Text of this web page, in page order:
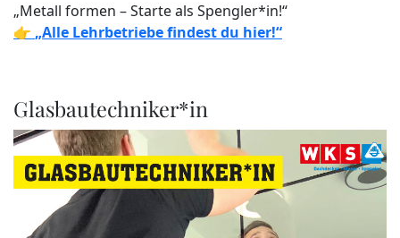
„Metall formen – Starte als Spengler*in!“
👉 „Alle Lehrbetriebe findest du hier!“
Glasbautechniker*in